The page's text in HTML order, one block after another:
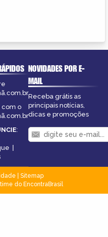
com o
:
|
NOVIDADES POR E-
MAIL
Receba grátis as
principais notícias,
dicas e promoções
Sitemap
do EncontraBrasil